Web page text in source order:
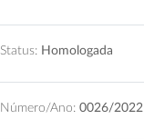
Status: Homologada
Número/Ano: 0026/2022